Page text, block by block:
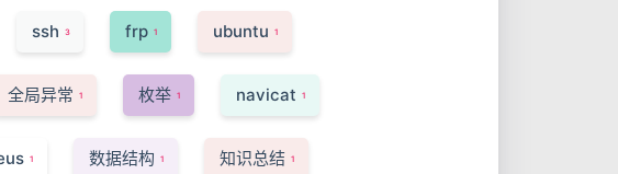
ssh 3 frp 1 ubuntu 1
全局异常 1 枚举 1 navicat 1
1 数据结构 1 知识总结 1